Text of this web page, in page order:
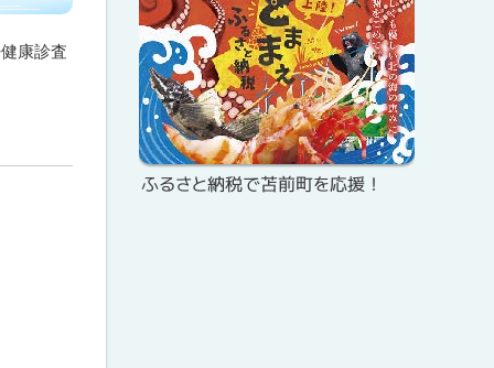
康診査
イ
ド
・
メ
ニ
ッ
ク
ア
ッ
プ
ふるさと納税で苫前町を応援！